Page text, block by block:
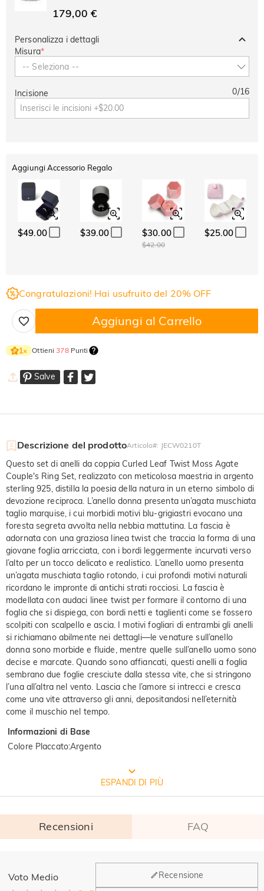
179,00 €
Personalizza i dettagli
Misura*
-- Seleziona --
Incisione 0/16
Aggiungi Accessorio Regalo
$49.00 $39.00 $30.00
$42.00
$25.00
Congratulazioni! Hai usufruito del 20% OFF
Aggiungi al Carrello
1× Ottieni378Punti
Salve
Descrizione del prodottoArticolo#: JECW0210T
Questo set di anelli da coppia Curled Leaf Twist Moss Agate
Couple's Ring Set, realizzato con meticolosa maestria in argento
sterling 925, distilla la poesia della natura in un eterno simbolo di
devozione reciproca. L’anello donna presenta un’agata muschiata
taglio marquise, i cui morbidi motivi blu-grigiastri evocano una
foresta segreta avvolta nella nebbia mattutina. La fascia è
adornata con una graziosa linea twist che traccia la forma di una
giovane foglia arricciata, con i bordi leggermente incurvati verso
l’alto per un tocco delicato e realistico. L’anello uomo presenta
un’agata muschiata taglio rotondo, i cui profondi motivi naturali
ricordano le impronte di antichi strati rocciosi. La fascia è
modellata con audaci linee twist per formare il contorno di una
foglia che si dispiega, con bordi netti e taglienti come se fossero
scolpiti con scalpello e ascia. I motivi fogliari di entrambi gli anelli
si richiamano abilmente nei dettagli—le venature sull’anello
donna sono morbide e fluide, mentre quelle sull’anello uomo sono
decise e marcate. Quando sono affiancati, questi anelli a foglia
sembrano due foglie cresciute dalla stessa vite, che si stringono
l’una all’altra nel vento. Lascia che l’amore si intrecci e cresca
come una vite attraverso gli anni, depositandosi nell’eternità
come il muschio nel tempo.
Informazioni di Base
Colore Placcato:Argento
CONFEZIONE GRATUITA JEULIA
ESPANDI DI PIÙ
Recensioni FAQ
Voto Medio Recensione
Generale